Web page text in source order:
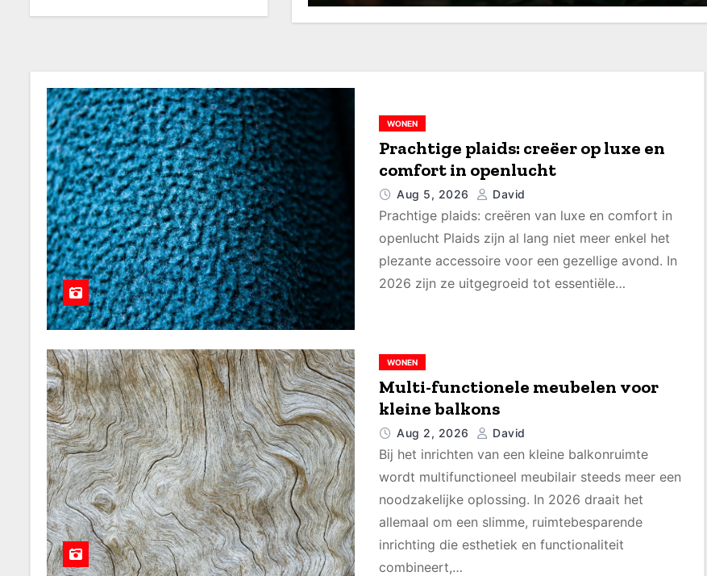
WONEN
Prachtige plaids: creëer op luxe en
comfort in openlucht
Aug 5, 2026 David
Prachtige plaids: creëren van luxe en comfort in
openlucht Plaids zijn al lang niet meer enkel het
plezante accessoire voor een gezellige avond. In
2026 zijn ze uitgegroeid tot essentiële…
WONEN
Multi-functionele meubelen voor
kleine balkons
Aug 2, 2026 David
Bij het inrichten van een kleine balkonruimte
wordt multifunctioneel meubilair steeds meer een
noodzakelijke oplossing. In 2026 draait het
allemaal om een slimme, ruimtebesparende
inrichting die esthetiek en functionaliteit
combineert,…